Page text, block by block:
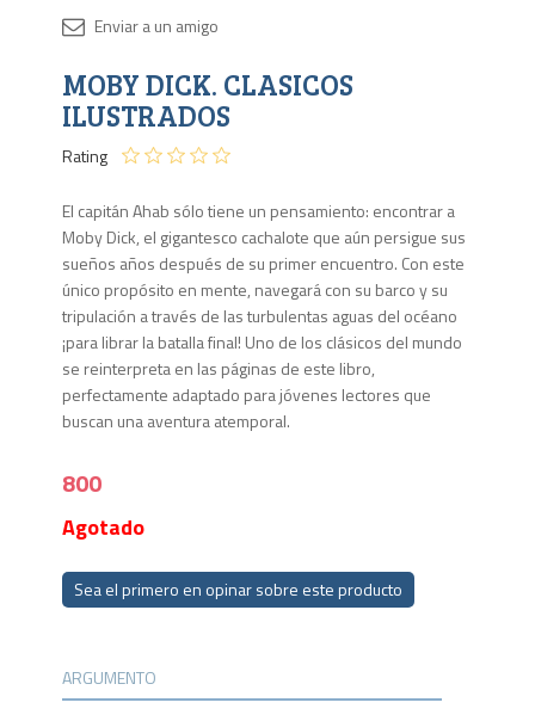
MOBY DICK. CLASICOS
ILUSTRADOS
Rating
El capitán Ahab sólo tiene un pensamiento: encontrar a
Moby Dick, el gigantesco cachalote que aún persigue sus
sueños años después de su primer encuentro. Con este
único propósito en mente, navegará con su barco y su
tripulación a través de las turbulentas aguas del océano
¡para librar la batalla final! Uno de los clásicos del mundo
se reinterpreta en las páginas de este libro,
perfectamente adaptado para jóvenes lectores que
buscan una aventura atemporal.
800
Agotado
Sea el primero en opinar sobre este producto
ARGUMENTO